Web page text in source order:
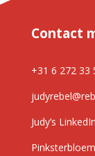
Contact
+31 6 272 33
Judy’s